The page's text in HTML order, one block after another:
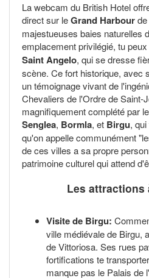
La webcam du British Hotel
direct sur leGrand Harbour
majestueuses baies naturelles
emplacement privilégié, tu
Saint Angelo, qui se dresse
scène. Ce fort historique, avec
un témoignage vivant de
Chevaliers de l'Ordre de Saint-
magnifiquement complété par
Senglea, Bormla, et Birgu,
qu'on appelle communément
de ces villes a sa propre
patrimoine culturel qui attend
Les attractions
Visite de Birgu:
ville médiévale de Birgu,
de Vittoriosa. Ses rues
fortifications te
manque pas le Palais de